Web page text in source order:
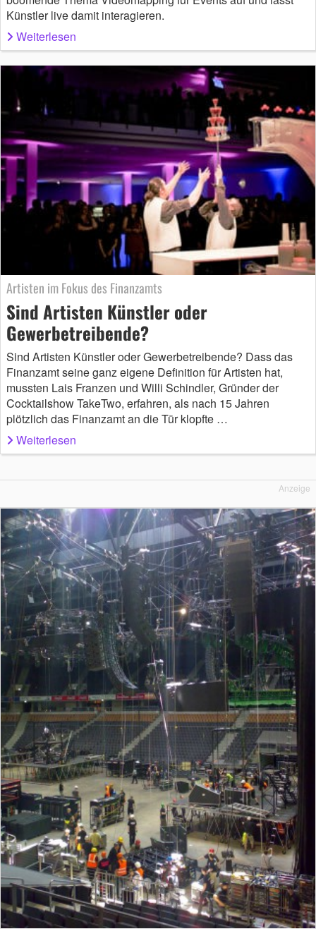
Künstler live damit interagieren.
Weiterlesen
Artisten im Fokus des Finanzamts
Sind Artisten Künstler oder
Gewerbetreibende?
Sind Artisten Künstler oder Gewerbetreibende? Dass das
Finanzamt seine ganz eigene Definition für Artisten hat,
mussten Lais Franzen und Willi Schindler, Gründer der
Cocktailshow TakeTwo, erfahren, als nach 15 Jahren
plötzlich das Finanzamt an die Tür klopfte …
Weiterlesen
Anzeige